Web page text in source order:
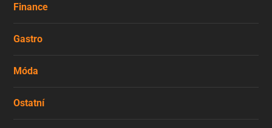
Finance
Gastro
Móda
Ostatní